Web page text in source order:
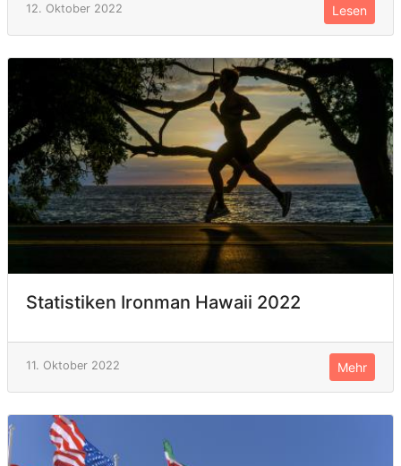
12. Oktober 2022 Lesen
Statistiken Ironman Hawaii 2022
11. Oktober 2022 Mehr